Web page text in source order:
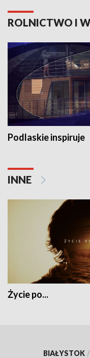
ROLNICTWO I
Podlaskie inspiruje
INNE
Życie po...
BIAŁYSTOK /